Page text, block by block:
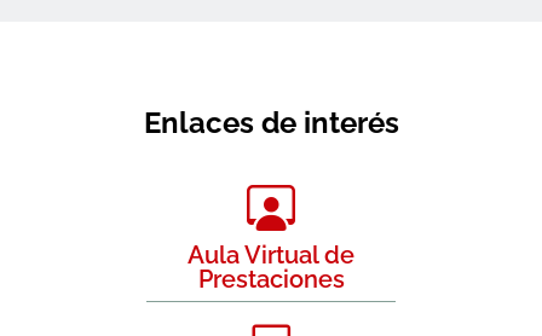
Enlaces de interés
Aula Virtual de
Prestaciones